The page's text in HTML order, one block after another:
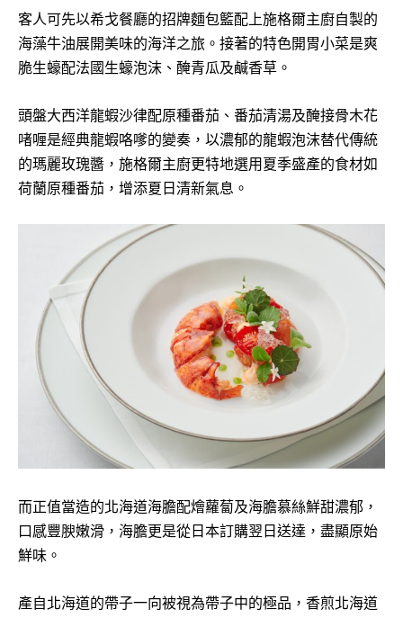
客人可先以希戈餐廳的招牌麵包籃配上施格爾主廚自製的
海藻牛油展開美味的海洋之旅。接著的特色開胃小菜是爽
脆生蠔配法國生蠔泡沫、醃青瓜及鹹香草。
頭盤大西洋龍蝦沙律配原種番茄、番茄清湯及醃接骨木花
啫喱是經典龍蝦咯嗲的變奏，以濃郁的龍蝦泡沫替代傳統
的瑪麗玫瑰醬，施格爾主廚更特地選用夏季盛產的食材如
荷蘭原種番茄，增添夏日清新氣息。
而正值當造的北海道海膽配燴蘿蔔及海膽慕絲鮮甜濃郁，
口感豐腴嫩滑，海膽更是從日本訂購翌日送達，盡顯原始
鮮味。
產自北海道的帶子一向被視為帶子中的極品，香煎北海道